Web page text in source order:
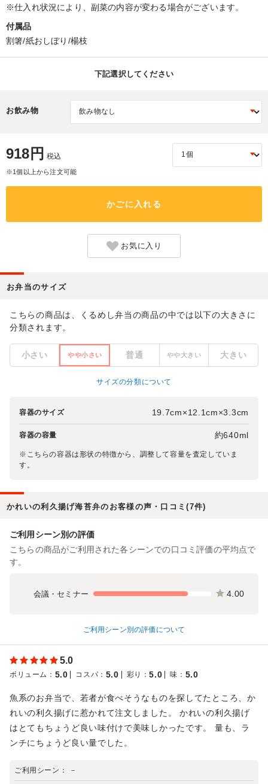
※仕入れ状況により、副菜の内容が変わる場合がございます。
付属品
割箸/紙おしぼり/楊枝
下記選択してください
お飲み物
918円 税込
※1個以上から注文可能
かごに入れる
お気に入り
お弁当のサイズ
こちらの商品は、くるめし弁当の商品の中では以下の大きさに
分類されます。
小さい やや小さい 普通 やや大きい 大きい
サイズの分類について
容器のサイズ 19.7cm×12.1cm×3.3cm
容器の容量 約640ml
※こちらの容器は形状の特徴から、調整して容量を査定していま
す。
かれいの利久揚げ海苔弁のお客様の声・口コミ(7件)
ご利用シーン別の評価
こちらの商品がご利用された各シーンでの口コミ評価の平均点で
す。
会議・セミナー 4.00
ご利用シーン別の評価について
5.0
ボリューム ： 5.0 コスパ ： 5.0 彩り ：5.0 味 ： 5.0
魚系のお弁当で、若者が食べそうなものを探してたところ、か
れいの利久揚げに惹かれて注文しました。 かれいの利久揚げ
はとてもちょうど良い味付けで美味しかったです。 量も、ラ
ンチにちょうど良い量でした。
ご利用シーン： －